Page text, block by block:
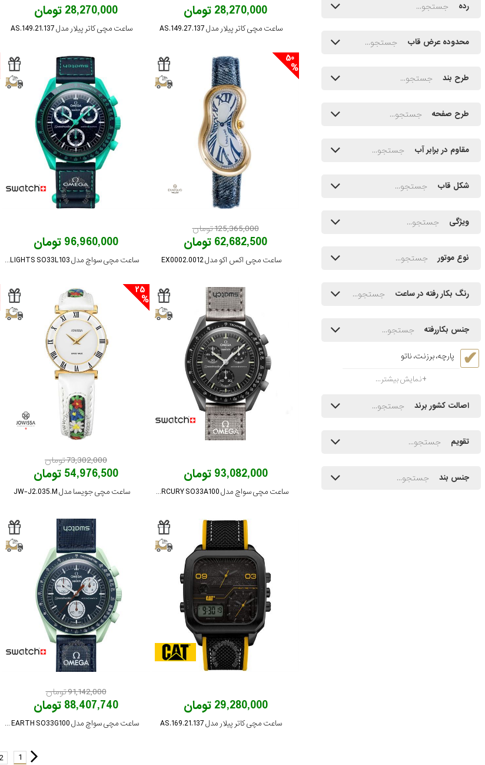
28,270,000 تومان
ساعت مچی کاتر پیلار مدل AS.149.27.137
28,270,000 تومان
ساعت مچی کاتر پیلار مدل AS.149.21.137
125,365,000 تومان
62,682,500 تومان
ساعت مچی اکس اکو مدل EX0002.0012
96,960,000 تومان
ساعت مچی سواچ مدل MISSION ON EARTH - POLAR LIGHTS SO33L103
93,082,000 تومان
ساعت مچی سواچ مدل MISSION TO MERCURY SO33A100
73,302,000 تومان
54,976,500 تومان
ساعت مچی جویسا مدل JW-J2.035.M
29,280,000 تومان
ساعت مچی کاتر پیلار مدل AS.169.21.137
91,142,000 تومان
88,407,740 تومان
ساعت مچی سواچ مدل MISSION ON EARTH SO33G100
1
رده
محدوده عرض قاب
طرح بند
طرح صفحه
مقاوم در برابر آب
شکل قاب
ویژگی
نوع موتور
رنگ بکار رفته در ساعت
جنس بکاررفته
پارچه، برزنت، ناتو
نمایش بیشتر...
اصالت کشور برند
تقویم
جنس بند